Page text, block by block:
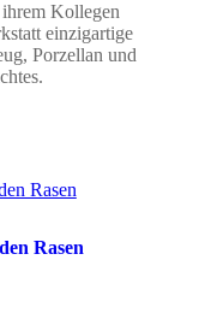
Kollegen
einzigartige
Porzellan und
Rasen